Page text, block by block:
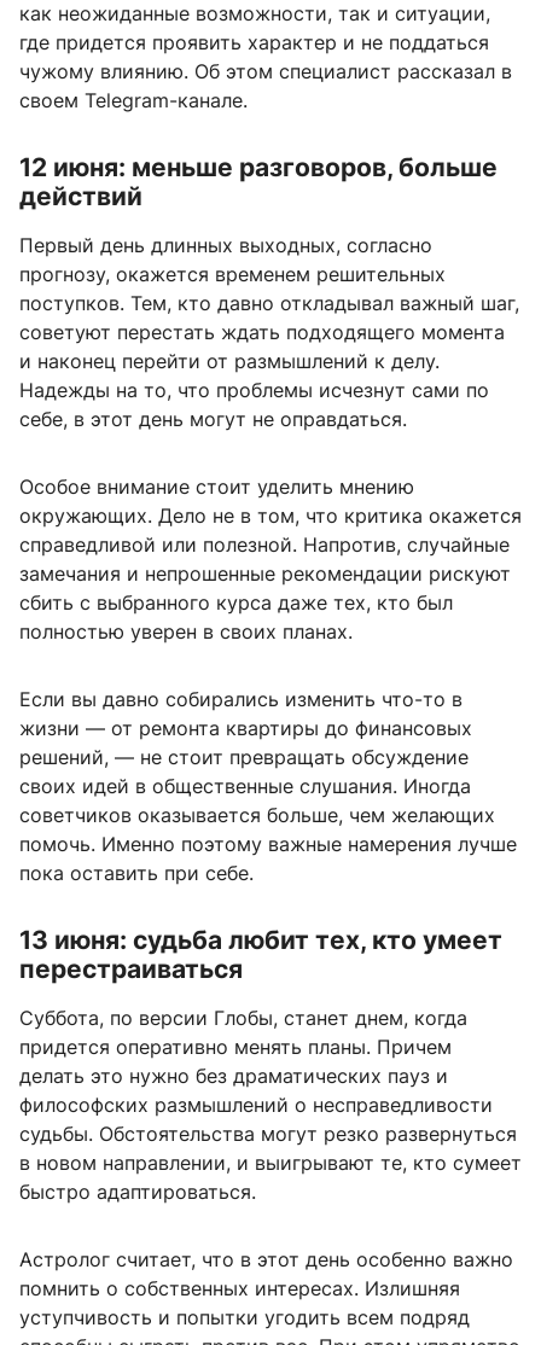
как неожиданные возможности, так и ситуации,
где придется проявить характер и не поддаться
чужому влиянию. Об этом специалист рассказал в
своем Telegram-канале.
12 июня: меньше разговоров, больше
действий
Первый день длинных выходных, согласно
прогнозу, окажется временем решительных
поступков. Тем, кто давно откладывал важный шаг,
советуют перестать ждать подходящего момента
и наконец перейти от размышлений к делу.
Надежды на то, что проблемы исчезнут сами по
себе, в этот день могут не оправдаться.
Особое внимание стоит уделить мнению
окружающих. Дело не в том, что критика окажется
справедливой или полезной. Напротив, случайные
замечания и непрошенные рекомендации рискуют
сбить с выбранного курса даже тех, кто был
полностью уверен в своих планах.
Если вы давно собирались изменить что-то в
жизни — от ремонта квартиры до финансовых
решений, — не стоит превращать обсуждение
своих идей в общественные слушания. Иногда
советчиков оказывается больше, чем желающих
помочь. Именно поэтому важные намерения лучше
пока оставить при себе.
13 июня: судьба любит тех, кто умеет
перестраиваться
Суббота, по версии Глобы, станет днем, когда
придется оперативно менять планы. Причем
делать это нужно без драматических пауз и
философских размышлений о несправедливости
судьбы. Обстоятельства могут резко развернуться
в новом направлении, и выигрывают те, кто сумеет
быстро адаптироваться.
Астролог считает, что в этот день особенно важно
помнить о собственных интересах. Излишняя
уступчивость и попытки угодить всем подряд